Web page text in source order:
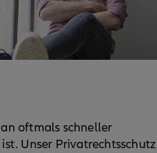
oftmals schneller
Unser Privatrechtsschutz